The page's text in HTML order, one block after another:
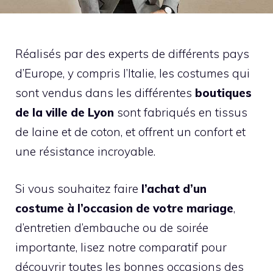
Réalisés par des experts de différents pays
d’Europe, y compris l’Italie, les costumes qui
sont vendus dans les différentes boutiques
de la ville de Lyon sont fabriqués en tissus
de laine et de coton, et offrent un confort et
une résistance incroyable.
Si vous souhaitez faire l’achat d’un
costume à l’occasion de votre mariage,
d’entretien d’embauche ou de soirée
importante, lisez notre comparatif pour
découvrir toutes les bonnes occasions des